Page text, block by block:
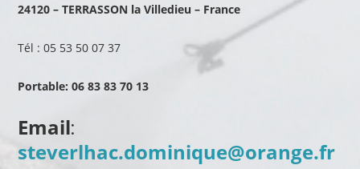
24120 – TERRASSON la Villedieu – France
Tél : 05 53 50 07 37
Portable: 06 83 83 70 13
Email:
steverlhac.dominique@orange.fr